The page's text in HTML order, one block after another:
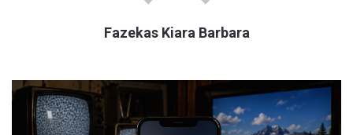
Fazekas Kiara Barbara